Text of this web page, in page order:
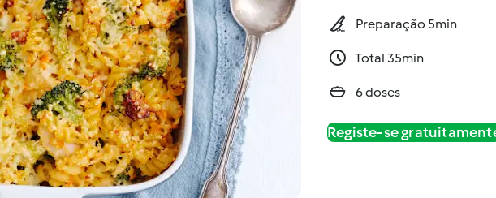
Preparação 5min
Total 35min
6 doses
Registe-se